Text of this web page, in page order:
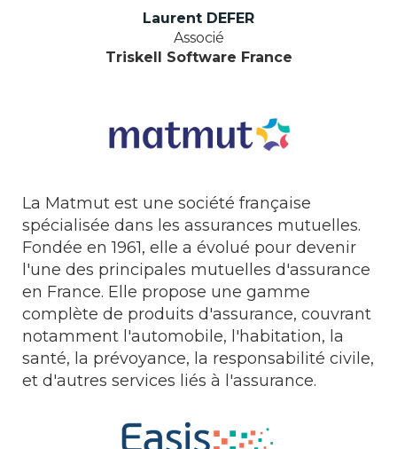
Laurent DEFER
Associé
Triskell Software France
La Matmut est une société française
spécialisée dans les assurances mutuelles.
Fondée en 1961, elle a évolué pour devenir
l'une des principales mutuelles d'assurance
en France. Elle propose une gamme
complète de produits d'assurance, couvrant
notamment l'automobile, l'habitation, la
santé, la prévoyance, la responsabilité civile,
et d'autres services liés à l'assurance.